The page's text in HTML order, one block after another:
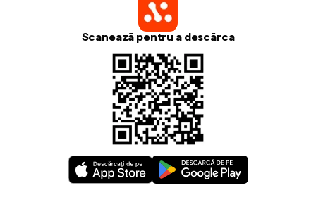
Scanează pentru a descărca